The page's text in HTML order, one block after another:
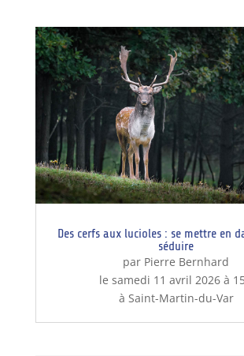
Des cerfs aux lucioles : se mettre en
séduire
par Pierre Bernhard
le samedi 11 avril 2026 à
à Saint-Martin-du-Var